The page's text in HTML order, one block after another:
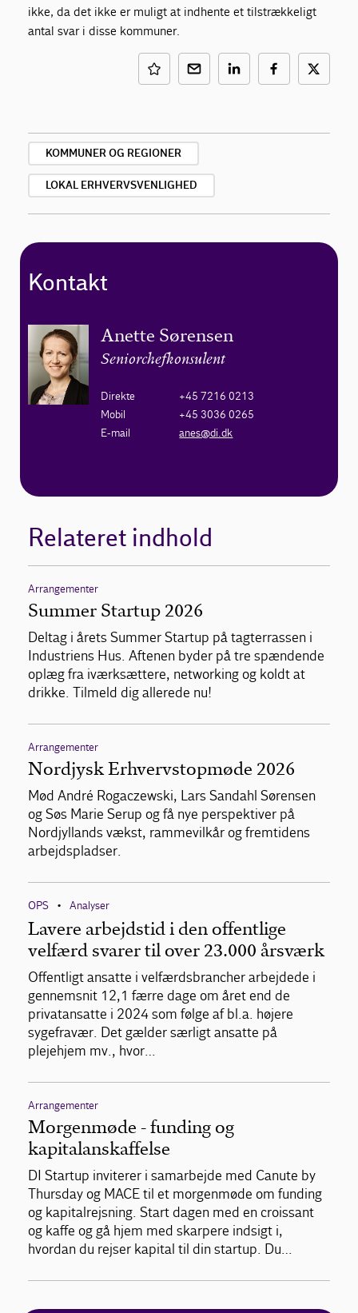
ikke, da det ikke er muligt at indhente et tilstrækkeligt
antal svar i disse kommuner.
KOMMUNER OG REGIONER
LOKAL ERHVERVSVENLIGHED
Kontakt
Anette Sørensen
Seniorchefkonsulent
Direkte
+45 7216 0213
Mobil
+45 3036 0265
E-mail
anes@di.dk
Relateret indhold
Arrangementer
Summer Startup 2026
Deltag i årets Summer Startup på tagterrassen i
Industriens Hus. Aftenen byder på tre spændende
oplæg fra iværksættere, networking og koldt at
drikke. Tilmeld dig allerede nu!
Arrangementer
Nordjysk Erhvervstopmøde 2026
Mød André Rogaczewski, Lars Sandahl Sørensen
og Søs Marie Serup og få nye perspektiver på
Nordjyllands vækst, rammevilkår og fremtidens
arbejdspladser.
OPS • Analyser
Lavere arbejdstid i den offentlige
velfærd svarer til over 23.000 årsværk
Offentligt ansatte i velfærdsbrancher arbejdede i
gennemsnit 12,1 færre dage om året end de
privatansatte i 2024 som følge af bl.a. højere
sygefravær. Det gælder særligt ansatte på
plejehjem mv., hvor…
Arrangementer
Morgenmøde - funding og
kapitalanskaffelse
DI Startup inviterer i samarbejde med Canute by
Thursday og MACE til et morgenmøde om funding
og kapitalrejsning. Start dagen med en croissant
og kaffe og gå hjem med skarpere indsigt i,
hvordan du rejser kapital til din startup. Du…